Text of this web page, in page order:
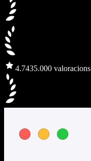
4.7435.000 valoracions